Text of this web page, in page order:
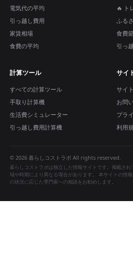
電気代の平均
引っ越し費用
家賃相場
食費の平均
🔥 ト
ふる
食費
引っ
計算ツール
すべての計算ツール
手取り計算機
生活費シミュレーター
引っ越し費用計算機
サイ
サイ
お問
プラ
利用
© 2026 暮らしコストラボ All rights reserved.
暮らしコストラボは独立した情報サイトです。掲載さ
域や時期により異なる場合があります。 本サイトの情
の状況に応じた専門家への相談をお勧めします。